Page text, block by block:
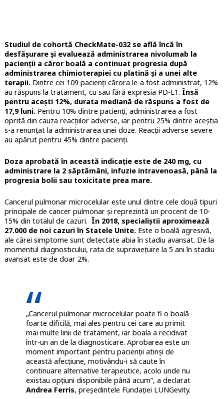
Studiul de cohortă CheckMate-032 se află încă în
desfășurare și evaluează administrarea nivolumab la
pacienții a căror boală a continuat progresia după
administrarea chimioterapiei cu platină și a unei alte
terapii.Dintre cei 109 pacienți cărora le-a fost administrat, 12%
au răspuns la tratament, cu sau fără expresia PD-L1. Însă
pentru acești 12%, durata mediană de răspuns a fost de
17,9 luni.Pentru 10% dintre pacienți, administrarea a fost
oprită din cauza reacțiilor adverse, iar pentru 25% dintre aceștia
s-a renunțat la administrarea unei doze. Reacții adverse severe
au apărut pentru 45% dintre pacienți.
Doza aprobată în această indicație este de 240 mg, cu
administrare la 2 săptămâni, infuzie intravenoasă, până la
progresia bolii sau toxicitate prea mare.
Cancerul pulmonar microcelular este unul dintre cele două tipuri
principale de cancer pulmonar și reprezintă un procent de 10-
15% din totalul de cazuri. În 2018, specialiștii aproximează
27.000 de noi cazuri în Statele Unite.Este o boală agresivă,
ale cărei simptome sunt detectate abia în stadiu avansat. De la
momentul diagnosticului, rata de supraviețuire la 5 ani în stadiu
avansat este de doar 2%.
„Cancerul pulmonar microcelular poate fi o boală
foarte dificilă, mai ales pentru cei care au primit
mai multe linii de tratament, iar boala a recidivat
într-un an de la diagnosticare. Aprobarea este un
moment important pentru pacienții atinși de
această afecțiune, motivându-i să caute în
continuare alternative terapeutice, acolo unde nu
existau opțiuni disponibile până acum”, a declarat
Andrea Ferris, președintele Fundației LUNGevity.